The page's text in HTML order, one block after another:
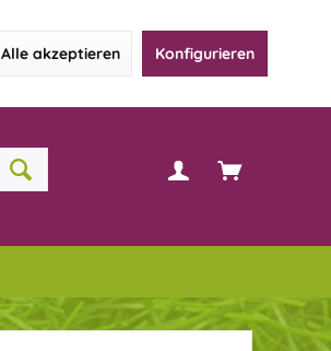
Alle akzeptieren Konfigurieren